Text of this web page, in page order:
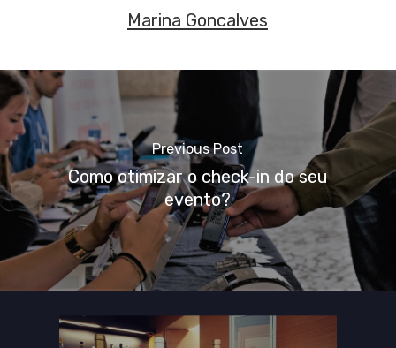
Marina Goncalves
Previous Post
Como otimizar o check-in do seu
evento?